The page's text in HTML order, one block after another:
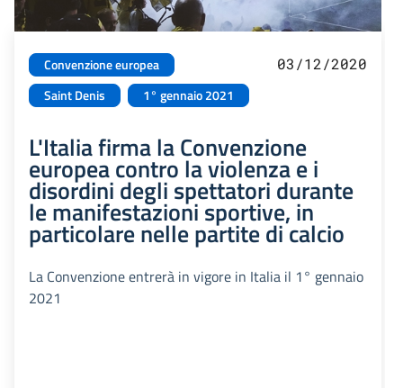
Convenzione europea
Saint Denis
1° gennaio 2021
03/12/2020
L'Italia firma la Convenzione
europea contro la violenza e i
disordini degli spettatori durante
le manifestazioni sportive, in
particolare nelle partite di calcio
La Convenzione entrerà in vigore in Italia il 1° gennaio
2021